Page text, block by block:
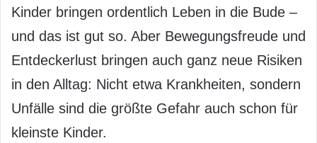
Kinder bringen ordentlich Leben in die Bude –
und das ist gut so. Aber Bewegungsfreude und
Entdeckerlust bringen auch ganz neue Risiken
in den Alltag: Nicht etwa Krankheiten, sondern
Unfälle sind die größte Gefahr auch schon für
kleinste Kinder.